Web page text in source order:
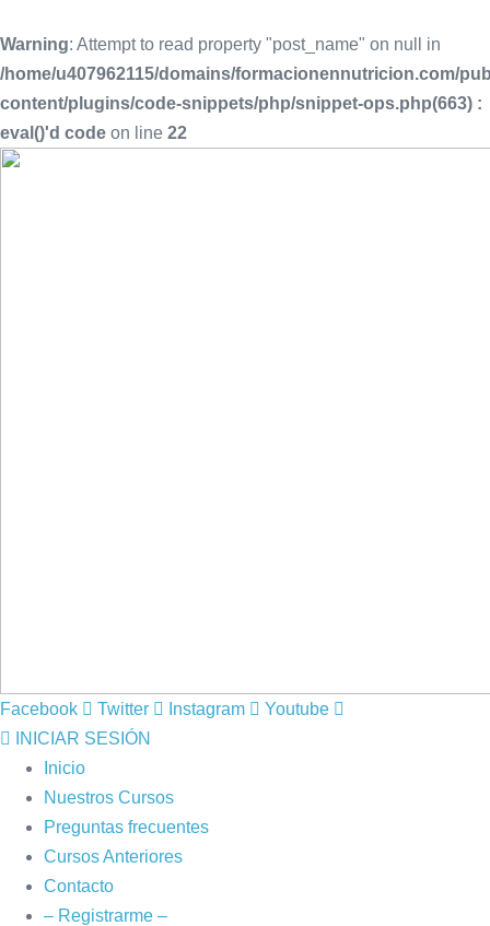
Warning: Attempt to read property "post_name" on null in
/home/u407962115/domains/formacionennutricion.com/
content/plugins/code-snippets/php/snippet-ops.php(663) :
eval()'d code on line 22
Saltar
Facebook Twitter Instagram
Youtube
INICIAR SESIÓN
Inicio
Nuestros Cursos
Preguntas frecuentes
Cursos Anteriores
Contacto
– Registrarme –